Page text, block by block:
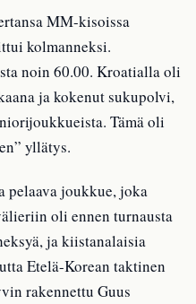
MM-kisoissa
kolmanneksi.
noin 60.00. Kroatialla oli
ja kokenut sukupolvi,
Tämä oli
yllätys.
pelaava joukkue, joka
oli ennen turnausta
ja kiistanalaisia
Etelä-Korean taktinen
rakennettu Guus